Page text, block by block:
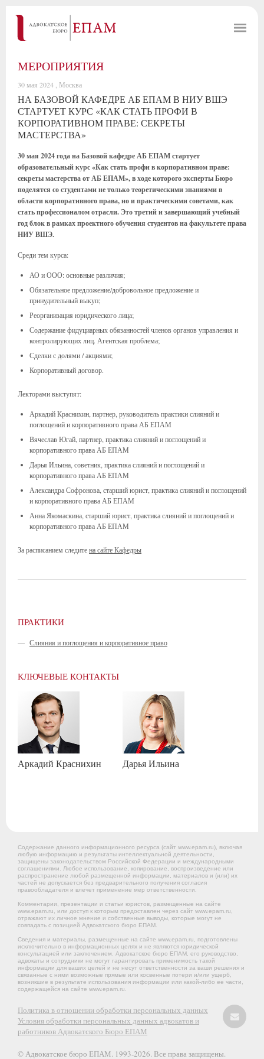
МЕРОПРИЯТИЯ
30 мая 2024 , Москва
НА БАЗОВОЙ КАФЕДРЕ АБ ЕПАМ В НИУ ВШЭ
СТАРТУЕТ КУРС «КАК СТАТЬ ПРОФИ В
КОРПОРАТИВНОМ ПРАВЕ: СЕКРЕТЫ
МАСТЕРСТВА»
30 мая 2024 года на Базовой кафедре АБ ЕПАМ стартует
образовательный курс «Как стать профи в корпоративном праве:
секреты мастерства от АБ ЕПАМ», в ходе которого эксперты Бюро
поделятся со студентами не только теоретическими знаниями в
области корпоративного права, но и практическими советами, как
стать профессионалом отрасли. Это третий и завершающий учебный
год блок в рамках проектного обучения студентов на факультете права
НИУ ВШЭ.
Среди тем курса:
АО и ООО: основные различия;
Обязательное предложение/добровольное предложение и
принудительный выкуп;
Реорганизация юридического лица;
Содержание фидуциарных обязанностей членов органов управления и
контролирующих лиц. Агентская проблема;
Сделки с долями / акциями;
Корпоративный договор.
Лекторами выступят:
Аркадий Краснихин, партнер, руководитель практики слияний и
поглощений и корпоративного права АБ ЕПАМ
Вячеслав Югай, партнер, практика слияний и поглощений и
корпоративного права АБ ЕПАМ
Дарья Ильина, советник, практика слияний и поглощений и
корпоративного права АБ ЕПАМ
Александра Софронова, старший юрист, практика слияний и поглощений
и корпоративного права АБ ЕПАМ
Анна Якомаскина, старший юрист, практика слияний и поглощений и
корпоративного права АБ ЕПАМ
За расписанием следитена сайте Кафедры
ПРАКТИКИ
— Слияния и поглощения и корпоративное право
КЛЮЧЕВЫЕ КОНТАКТЫ
Аркадий Краснихин ДарьяИльина
Содержание данного информационного ресурса (сайт www.epam.ru), включая
любую информацию и результаты интеллектуальной деятельности,
защищены законодательством Российской Федерации и международными
соглашениями. Любое использование, копирование, воспроизведение или
распространение любой размещенной информации, материалов и (или) их
частей не допускается без предварительного получения согласия
правообладателя и влечет применение мер ответственности.
Комментарии, презентации и статьи юристов, размещенные на сайте
www.epam.ru, или доступ к которым предоставлен через сайт www.epam.ru,
отражают их личное мнение и собственные выводы, которые могут не
совпадать с позицией Адвокатского бюро ЕПАМ.
Сведения и материалы, размещенные на сайте www.epam.ru, подготовлены
исключительно в информационных целях и не являются юридической
консультацией или заключением. Адвокатское бюро ЕПАМ, его руководство,
адвокаты и сотрудники не могут гарантировать применимость такой
информации для ваших целей и не несут ответственности за ваши решения и
связанные с ними возможные прямые или косвенные потери и/или ущерб,
возникшие в результате использования информации или какой-либо ее части,
содержащейся на сайте www.epam.ru.
Политика в отношении обработки персональных данных
Условия обработки персональных данных адвокатов и
работников Адвокатского Бюро ЕПАМ
© Адвокатское бюро ЕПАМ. 1993-2026. Все права защищены.